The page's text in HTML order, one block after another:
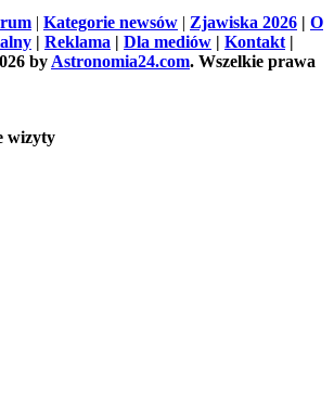
| Kategorie newsów | Zjawiska 2026 | O
| Reklama | Dla mediów | Kontakt |
by Astronomia24.com. Wszelkie prawa
wizyty